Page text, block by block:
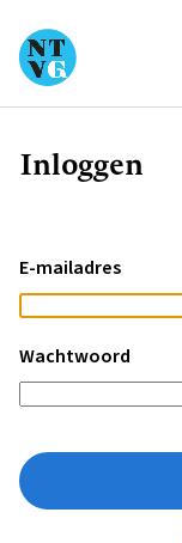
Kruimelpad
Inloggen
E-mailadres
Wachtwoord